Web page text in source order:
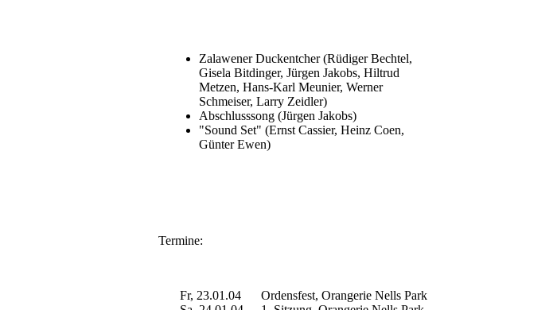
Zalawener Duckentcher (Rüdiger Bechtel,
Gisela Bitdinger, Jürgen Jakobs, Hiltrud
Metzen, Hans-Karl Meunier, Werner
Schmeiser, Larry Zeidler)
Abschlusssong (Jürgen Jakobs)
"Sound Set" (Ernst Cassier, Heinz Coen,
Günter Ewen)
Termine:
Fr, 23.01.04
Ordensfest, Orangerie Nells Park